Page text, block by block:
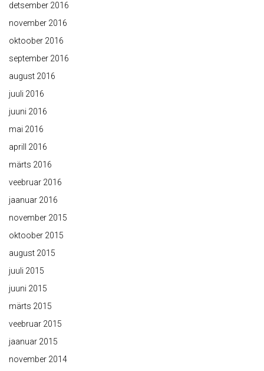
detsember 2016
november 2016
oktoober 2016
september 2016
august 2016
juuli 2016
juuni 2016
mai 2016
aprill 2016
märts 2016
veebruar 2016
jaanuar 2016
november 2015
oktoober 2015
august 2015
juuli 2015
juuni 2015
märts 2015
veebruar 2015
jaanuar 2015
november 2014